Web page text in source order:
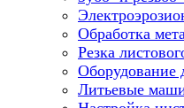
Обработка
Резка
Оборудование
Литьевые